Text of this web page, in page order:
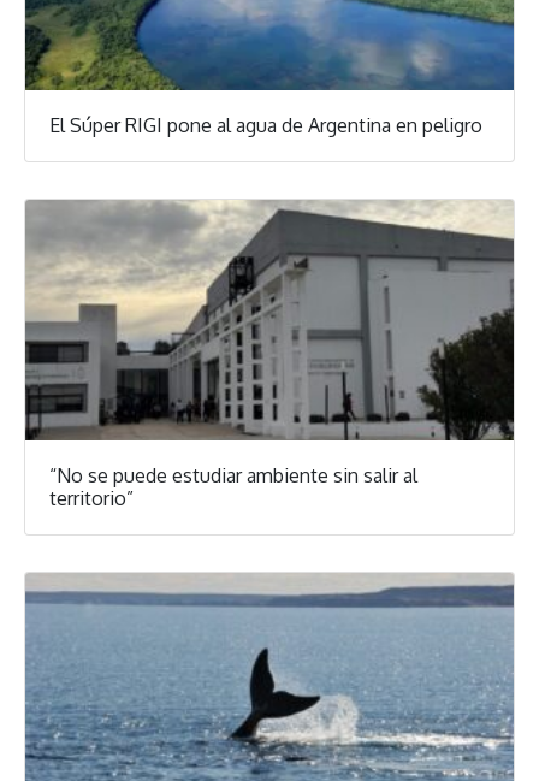
El Súper RIGI pone al agua de Argentina en peligro
“No se puede estudiar ambiente sin salir al
territorio”